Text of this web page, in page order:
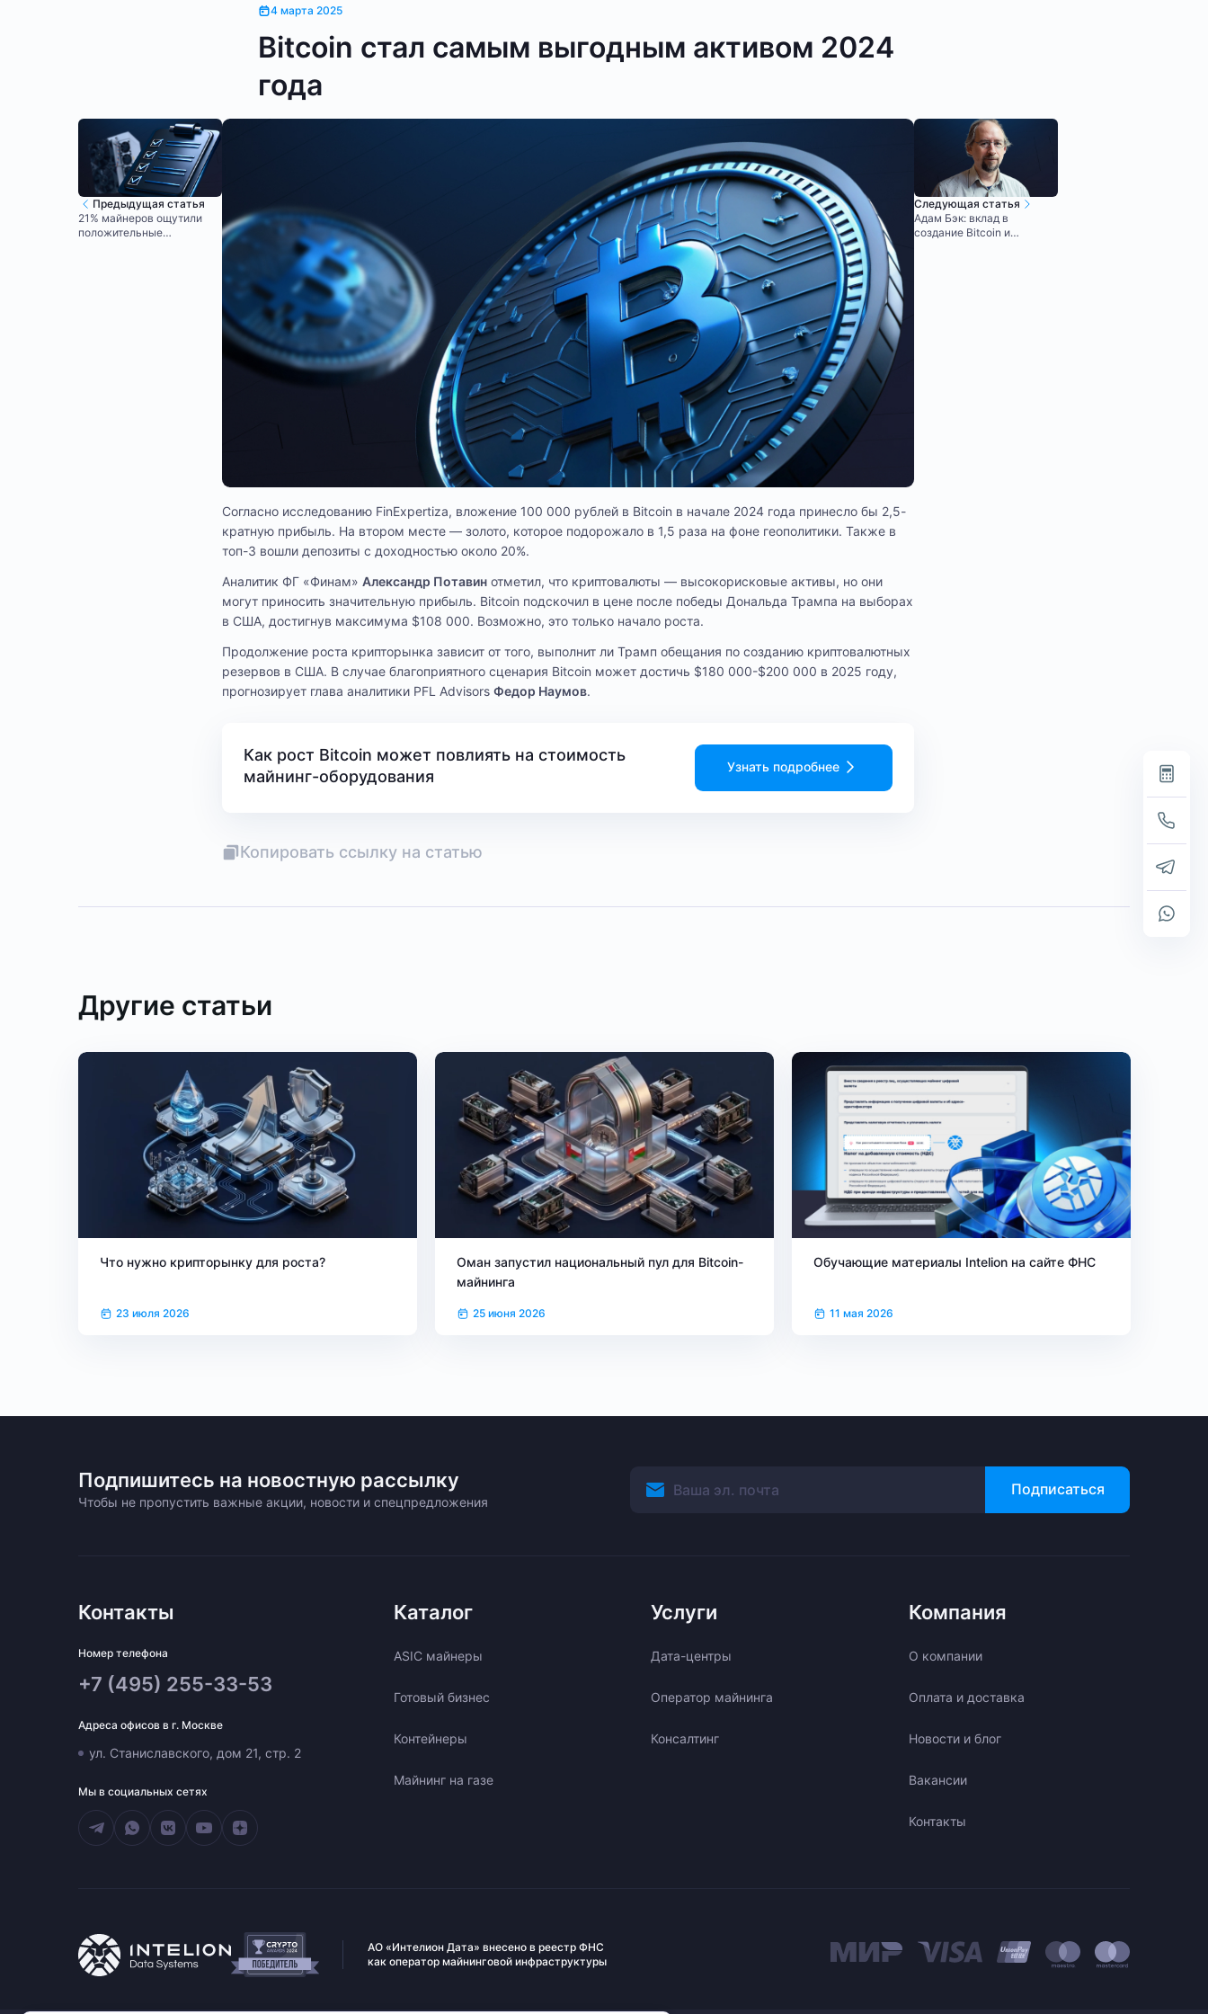
4 марта 2025
Bitcoin стал самым выгодным активом 2024
года
Предыдущая статья
21% майнеров ощутили
положительные
Согласно исследованию FinExpertiza, вложение 100 000 рублей в Bitcoin в начале 2024 года принесло бы 2,5-
кратную прибыль. На втором месте — золото, которое подорожало в 1,5 раза на фоне геополитики. Также в
топ-3 вошли депозиты с доходностью около 20%.
Аналитик ФГ «Финам» Александр Потавин отметил, что криптовалюты — высокорисковые активы, но они
могут приносить значительную прибыль. Bitcoin подскочил в цене после победы Дональда Трампа на выборах
в США, достигнув максимума $108 000. Возможно, это только начало роста.
Продолжение роста крипторынка зависит от того, выполнит ли Трамп обещания по созданию криптовалютных
резервов в США. В случае благоприятного сценария Bitcoin может достичь $180 000-$200 000 в 2025 году,
прогнозирует глава аналитики PFL Advisors Федор Наумов.
Как рост Bitcoin может повлиять на стоимость
майнинг-оборудования
Узнать подробнее
Копировать ссылку на статью
Следующая статья
Адам Бэк: вклад в
создание Bitcoin и
Другие статьи
Что нужно крипторынку для роста?
23 июля 2026
Оман запустил национальный пул для Bitcoin-
майнинга
25 июня 2026
Обучающие материалы Intelion на сайте ФНС
11 мая 2026
Подпишитесь на новостную рассылку
Чтобы не пропустить важные акции, новости и спецпредложения
Подписаться
Контакты
Номер телефона
+7 (495) 255-33-53
Адреса офисов в г. Москве
ул. Станиславского, дом 21, стр. 2
Мы в социальных сетях
Каталог
ASIC майнеры
Готовый бизнес
Контейнеры
Майнинг на газе
Услуги
Дата-центры
Оператор майнинга
Консалтинг
Компания
О компании
Оплата и доставка
Новости и блог
Вакансии
Контакты
АО «Интелион Дата» внесено в реестр ФНС
как оператор майнинговой инфраструктуры